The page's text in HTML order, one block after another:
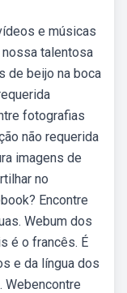
e músicas
talentosa
de beijo na boca
fotografias
não requerida
imagens de
no
Encontre
Webum dos
é o francês. É
e da língua dos
Webencontre